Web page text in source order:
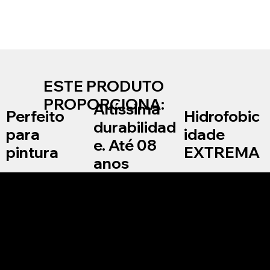
Perfeito
para
pintura
Altíssima
durabilidad
e. Até 08
anos
Hidrofobic
idade
EXTREMA
ESTE PRODUTO
PROPORCIONA: